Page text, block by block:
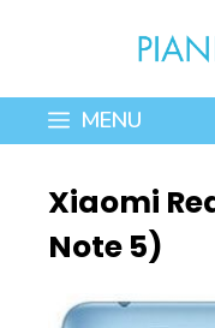
contenuto
MENU
Xiaomi
Note 5)